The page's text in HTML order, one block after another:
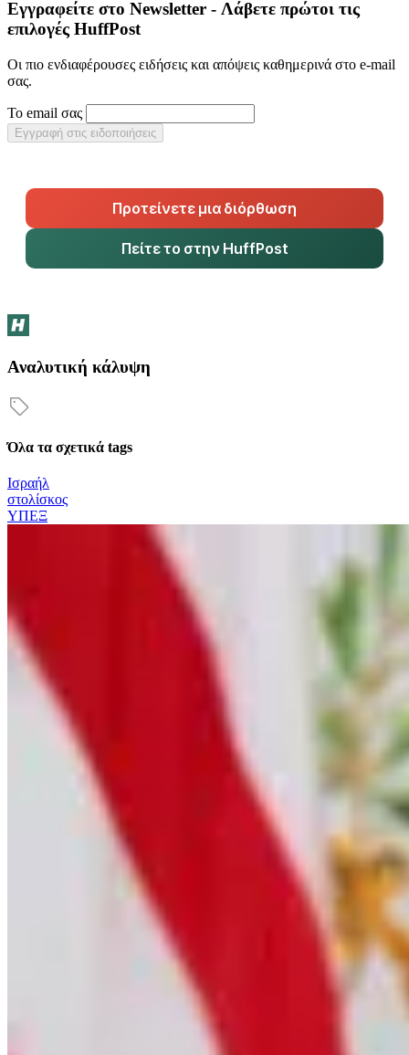
Εγγραφείτε στο Newsletter - Λάβετε πρώτοι τις
επιλογές HuffPost
Οι πιο ενδιαφέρουσες ειδήσεις και απόψεις καθημερινά στο e-mail
σας.
Το email σας
Εγγραφή στις ειδοποιήσεις
Προτείνετε μια διόρθωση
Πείτε το στην HuffPost
Αναλυτική κάλυψη
Όλα τα σχετικά tags
Ισραήλ
στολίσκος
ΥΠΕΞ